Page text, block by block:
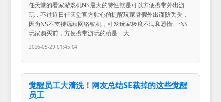
任天堂的看家游戏机NS最大的特性就是可以方便携带外出游
玩，不过近日任天堂官方贴心的提醒玩家暑假外出谨防丢失，
因为NS不支持远程网络锁机，引发玩家极度不满和恐慌。·NS
玩家购买前，方便携带游玩的确是一大
2026-05-29 01:45:04
觉醒员工大清洗！网友总结SE裁掉的这些觉醒
员工